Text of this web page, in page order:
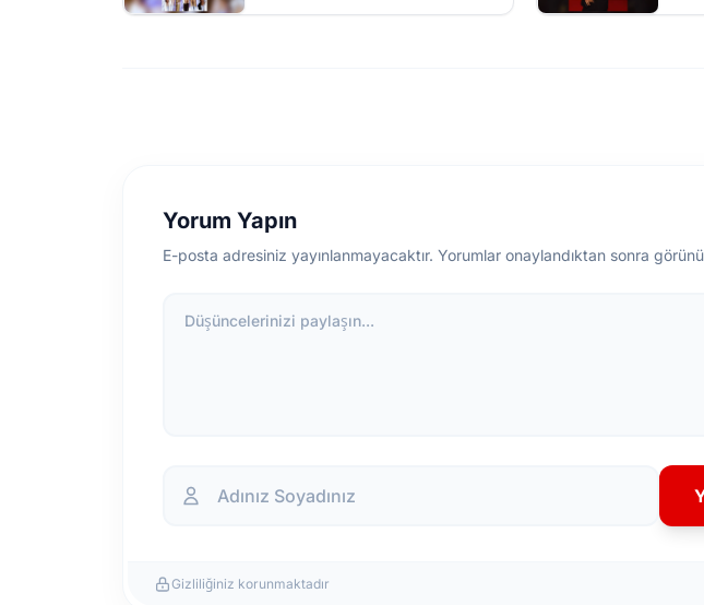
Yorum Yapın
E-posta adresiniz yayınlanmayacaktır. Yorumlar onaylandıktan sonra
Düşüncelerinizi paylaşın...
Gizliliğiniz korunmaktadır